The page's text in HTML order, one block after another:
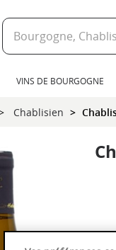
VINS DE BOURGOGNE
Chablisien